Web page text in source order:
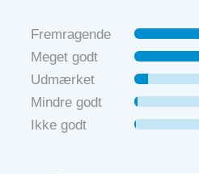
Fremragende
Meget godt
Udmærket
Mindre godt
Ikke godt